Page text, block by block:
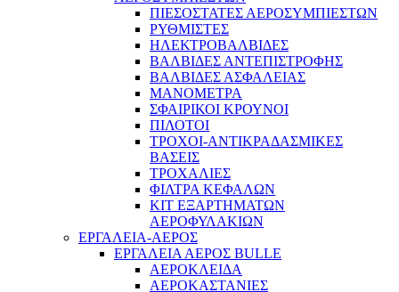
ΠΙΕΣΟΣΤΑΤΕΣ ΑΕΡΟΣΥΜΠΙΕΣΤΩΝ
ΡΥΘΜΙΣΤΕΣ
ΗΛΕΚΤΡΟΒΑΛΒΙΔΕΣ
ΒΑΛΒΙΔΕΣ ΑΝΤΕΠΙΣΤΡΟΦΗΣ
ΒΑΛΒΙΔΕΣ ΑΣΦΑΛΕΙΑΣ
ΜΑΝΟΜΕΤΡΑ
ΣΦΑΙΡΙΚΟΙ ΚΡΟΥΝΟΙ
ΠΙΛΟΤΟΙ
ΤΡΟΧΟΙ-ΑΝΤΙΚΡΑΔΑΣΜΙΚΕΣ
ΒΑΣΕΙΣ
ΤΡΟΧΑΛΙΕΣ
ΦΙΛΤΡΑ ΚΕΦΑΛΩΝ
ΚΙΤ ΕΞΑΡΤΗΜΑΤΩΝ
ΑΕΡΟΦΥΛΑΚΙΩΝ
ΕΡΓΑΛΕΙΑ-ΑΕΡΟΣ
ΕΡΓΑΛΕΙΑ ΑΕΡΟΣ BULLE
ΑΕΡΟΚΛΕΙΔΑ
ΑΕΡΟΚΑΣΤΑΝΙΕΣ